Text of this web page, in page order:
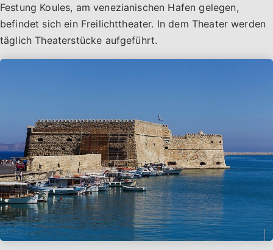
Festung Koules, am venezianischen Hafen gelegen,
befindet sich ein Freilichttheater. In dem Theater werden
täglich Theaterstücke aufgeführt.